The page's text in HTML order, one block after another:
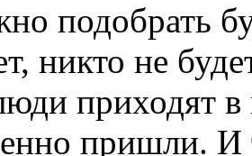
подобрать
никто не
приходят
пришли. И